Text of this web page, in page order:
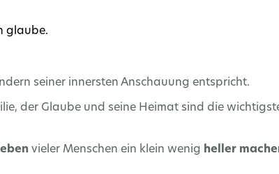
glaube.
seiner innersten Anschauung entspricht.
der Glaube und seine Heimat sind die
vieler Menschen ein klein wenig heller